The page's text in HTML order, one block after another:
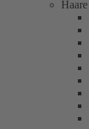
Haare